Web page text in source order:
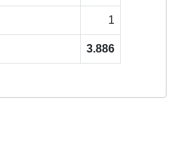
1
3.886